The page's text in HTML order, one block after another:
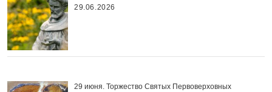
29.06.2026
29 июня. Торжество Святых Первоверховных